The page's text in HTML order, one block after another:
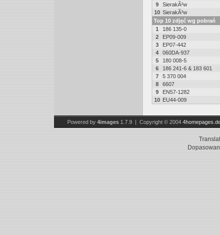
9
SierakÃ³w
10 SierakÃ³w
Top 10 zdjęć wg pobrań
1
186 135-0
2
EP09-009
3
EP07-442
4
060DA-937
5
180 008-5
6
186 241-6 & 183 601
7
5 370 004
8
6607
9
EN57-1282
10 EU44-009
Powered by 4images 1.7.9 | Copyright © 2004